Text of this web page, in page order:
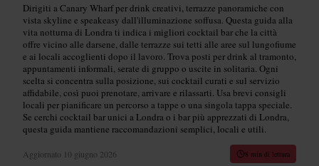
Dirigiti a Canary Wharf per drink creativi, terrazze panoramiche con
vista skyline e speakeasy dall'illuminazione soffusa. Questa guida alla
vita notturna di Londra ti indica i migliori cocktail bar che la città
offre vicino alle darsene, dalle terrazze sui tetti alle aree sul lungofiume
e ai locali accoglienti dopo il lavoro. Trova posti per drink al tramonto,
appuntamenti informali, serate di gruppo o uscite in solitaria. Ogni
scelta si concentra sulla posizione, sui cocktail curati e sul servizio
affidabile, così puoi prenotare, arrivare e rilassarti. Usa brevi consigli
locali per pianificare un percorso a tappe o una singola tappa speciale.
Se cerchi cocktail bar unici a Londra o i bar più apprezzati di Londra,
questa guida mantiene raccomandazioni semplici, locali e utili.
Aggiornato 10 giugno 2026 8 min di lettura